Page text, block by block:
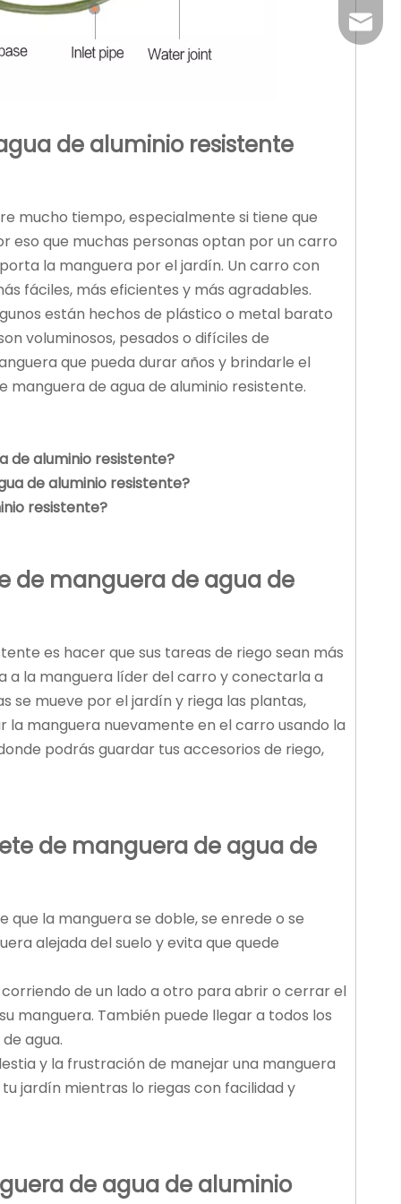
de aluminio resistente
mucho tiempo, especialmente si tiene que
eso que muchas personas optan por un carro
la manguera por el jardín. Un carro con
fáciles, más eficientes y más agradables.
están hechos de plástico o metal barato
voluminosos, pesados ​​o difíciles de
que pueda durar años y brindarle el
de agua de aluminio resistente.
de aluminio resistente?
de aluminio resistente?
resistente?
de manguera de agua de
es hacer que sus tareas de riego sean más
a la manguera líder del carro y conectarla a
se mueve por el jardín y riega las plantas,
la manguera nuevamente en el carro usando la
podrás guardar tus accesorios de riego,
de manguera de agua de
que la manguera se doble, se enrede o se
alejada del suelo y evita que quede
de un lado a otro para abrir o cerrar el
manguera. También puede llegar a todos los
agua.
y la frustración de manejar una manguera
jardín mientras lo riegas con facilidad y
de agua de aluminio